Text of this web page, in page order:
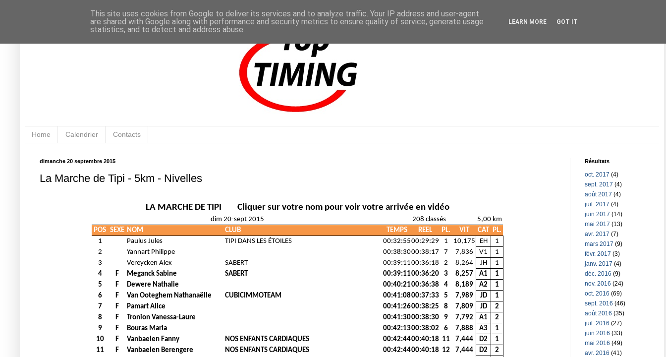
Home Calendrier Contacts
dimanche 20 septembre 2015
La Marche de Tipi - 5km - Nivelles
LA MARCHE DE TIPI Cliquer sur votre nom pour voir votre arrivée en vidéo
dim 20-sept 2015 208 classés
5,00 km
POS SEXE NOM CLUB TEMPS REEL PL. VIT CAT PL.
1
Paulus Jules TIPI DANS LES ÉTOILES 00:32:5500:29:29 1 10,175 EH
1
2
Yannart Philippe 00:38:3000:38:17 7 7,836 V1
1
3
Vereycken Alex SABERT 00:39:1100:36:18 2 8,264 JH
1
4
F Meganck Sabine SABERT 00:39:1100:36:20 3 8,257 A1
1
5
F Dewere Nathalie 00:40:2100:36:38 4 8,189 A2
1
6
F Van Ooteghem Nathanaëlle CUBICIMMOTEAM 00:41:0800:37:33 5 7,989 JD
1
7
F Pamart Alice 00:41:2600:38:25 8 7,809 JD
2
8
F Tronion Vanessa-Laure 00:41:3000:38:30 9 7,792 A1
2
9
F Bouras Maria 00:42:1300:38:02 6 7,888 A3
1
10
F Vanbaelen Fanny NOS ENFANTS CARDIAQUES 00:42:4400:40:18 11 7,444 D2
1
11
F Vanbaelen Berengere NOS ENFANTS CARDIAQUES 00:42:4400:40:18 12 7,444 D2
2
Résultats
oct. 2017 (4)
sept. 2017 (4)
août 2017 (4)
juil. 2017 (4)
juin 2017 (14)
mai 2017 (13)
avr. 2017 (7)
mars 2017 (9)
févr. 2017 (3)
janv. 2017 (4)
déc. 2016 (9)
nov. 2016 (24)
oct. 2016 (69)
sept. 2016 (46)
août 2016 (35)
juil. 2016 (27)
juin 2016 (33)
mai 2016 (49)
avr. 2016 (41)
This site uses cookies from Google to deliver its services and to analyze traffic. Your IP address and user-agent
are shared with Google along with performance and security metrics to ensure quality of service, generate usage
statistics, and to detect and address abuse.
LEARN MORE GOT IT